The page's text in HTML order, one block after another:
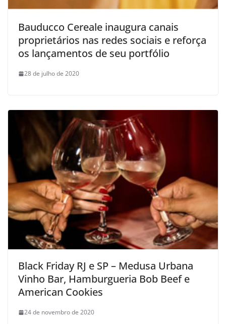
Bauducco Cereale inaugura canais
proprietários nas redes sociais e reforça
os lançamentos de seu portfólio
28 de julho de 2020
Black Friday RJ e SP – Medusa Urbana
Vinho Bar, Hamburgueria Bob Beef e
American Cookies
24 de novembro de 2020